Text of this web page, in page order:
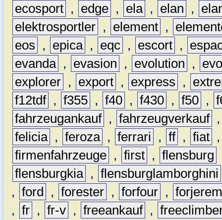
ecosport , edge , ela , elan ,
elektrosportler , element ,
eos
, epica , eqc , escort ,
evanda , evasion , evolution ,
explorer , export , express ,
f12tdf , f355 , f40 , f430 , f50 ,
fahrzeugankauf , fahrzeugverkauf
felicia , feroza , ferrari , ff , fiat
firmenfahrzeuge , first , flensburg
flensburgkia , flensburglamborghini
, ford , forester , forfour ,
, fr , fr-v , freeankauf ,